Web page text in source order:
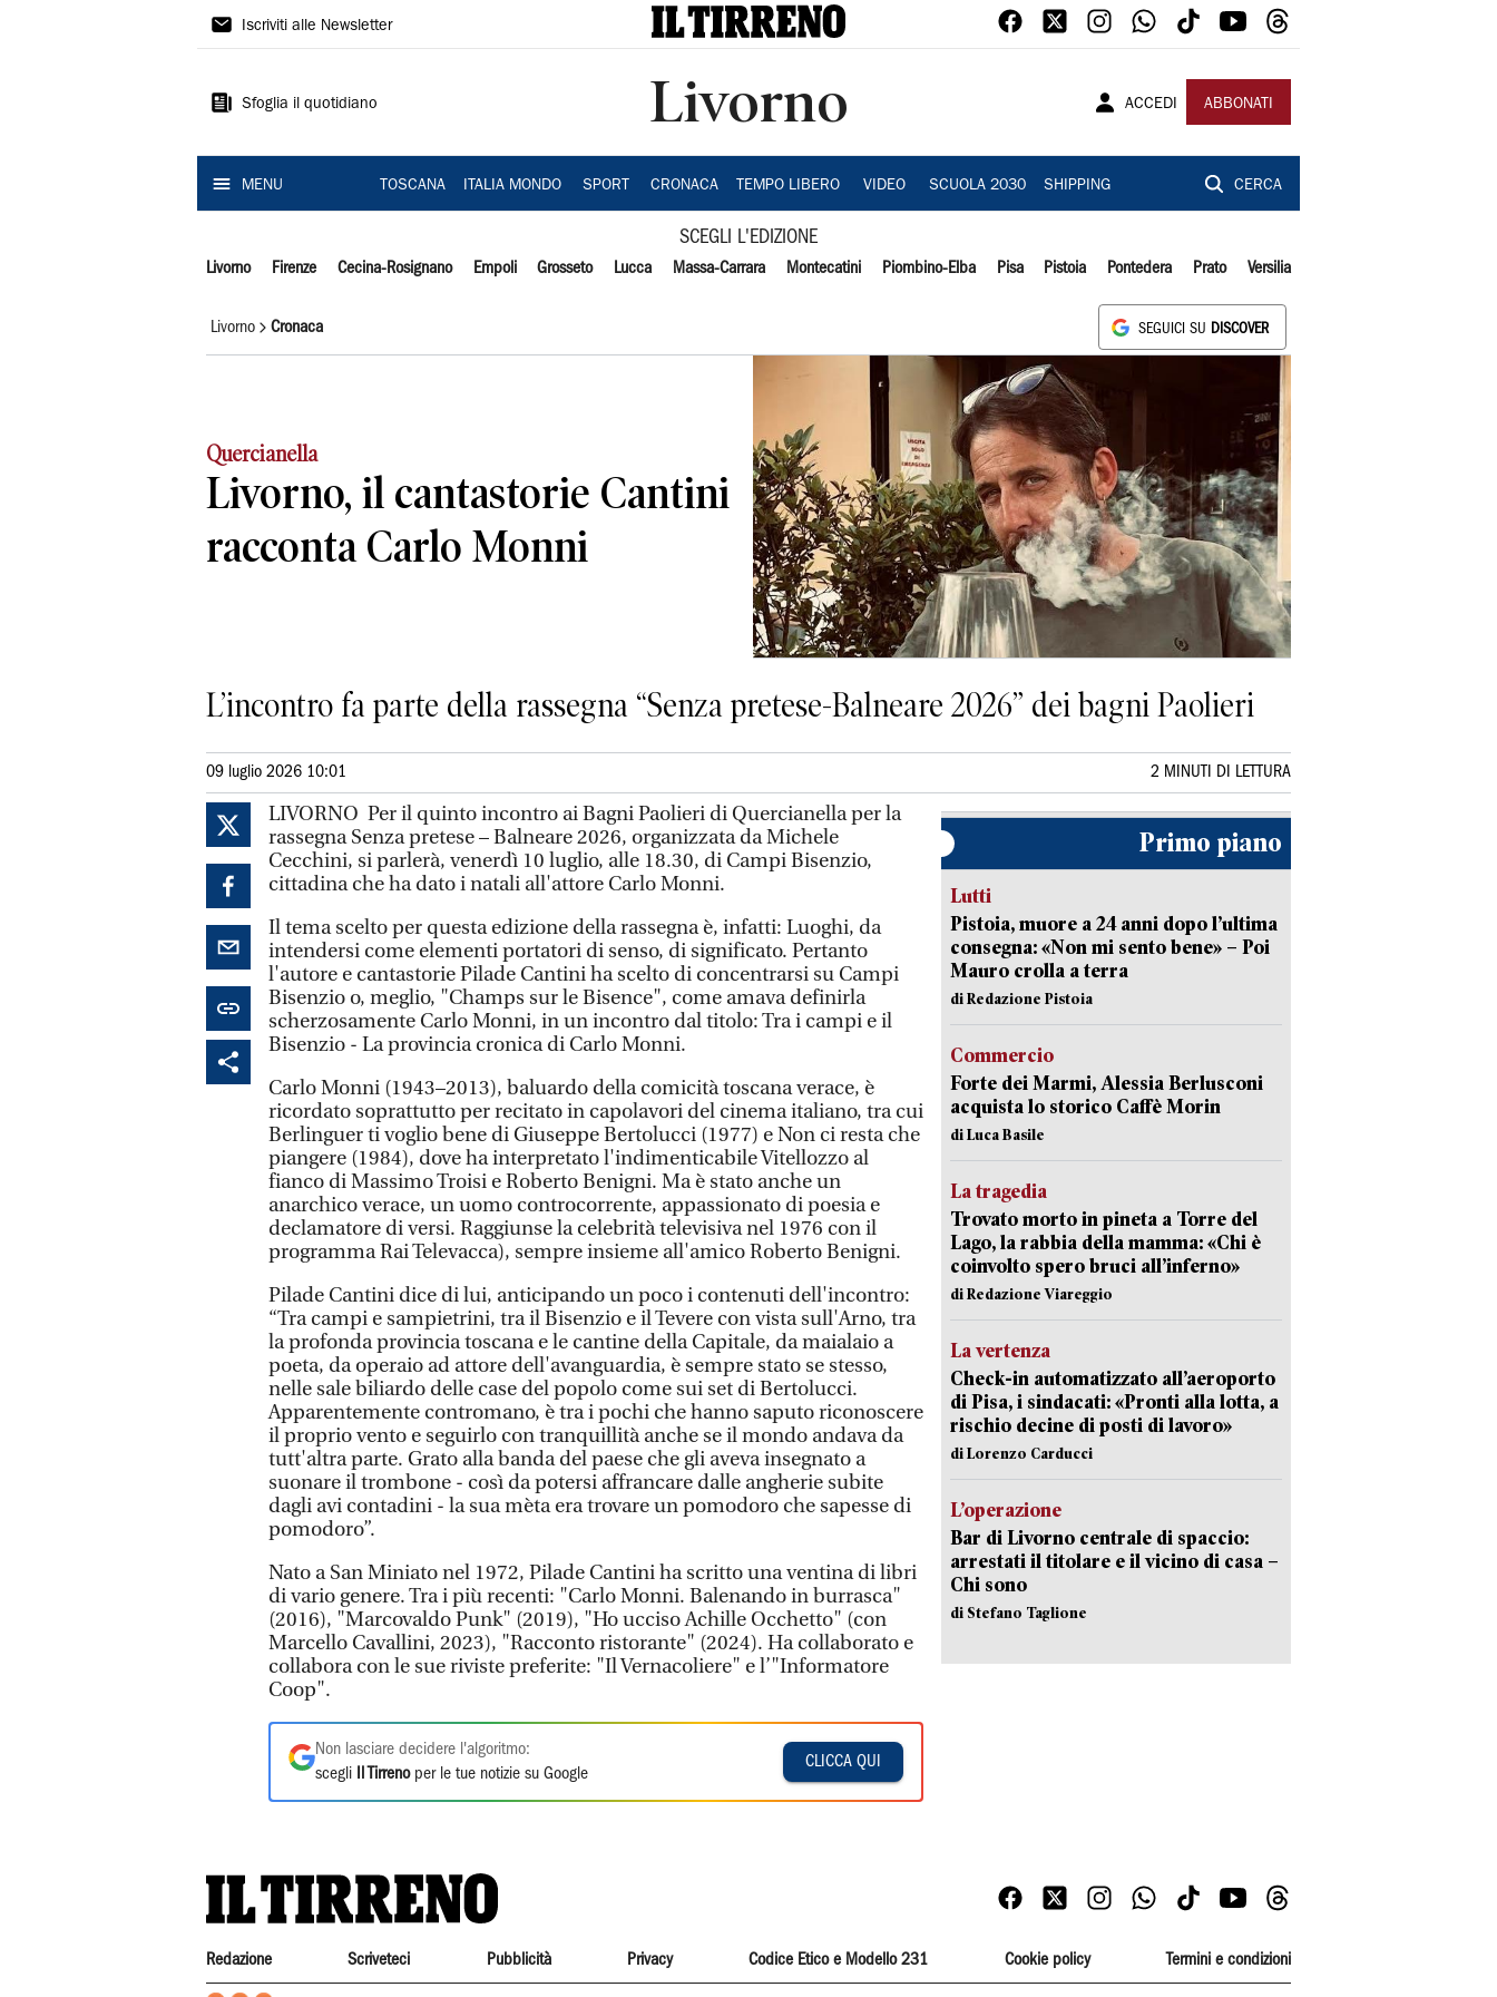
Il
Iscriviti alle Newsletter
Sfoglia il quotidiano Livorno ACCEDI ABBONATI
MENU TOSCANA ITALIA MONDO SPORT CRONACA TEMPO LIBERO VIDEO SCUOLA 2030 SHIPPING CERCA
SCEGLI L'EDIZIONE
Livorno Firenze Cecina-Rosignano Empoli Grosseto Lucca Massa-Carrara Montecatini Piombino-Elba Pisa Pistoia Pontedera Prato Versilia
Livorno Cronaca SEGUICI SU DISCOVER
Quercianella
Livorno, il cantastorie Cantini
racconta Carlo Monni
L’incontro fa parte della rassegna “Senza pretese-Balneare 2026” dei bagni Paolieri
09 luglio 2026 10:01 2 MINUTI DI LETTURA
LIVORNO Per il quinto incontro ai Bagni Paolieri di Quercianella per la
rassegna Senza pretese – Balneare 2026, organizzata da Michele
Cecchini, si parlerà, venerdì 10 luglio, alle 18.30, di Campi Bisenzio,
cittadina che ha dato i natali all'attore Carlo Monni.
Il tema scelto per questa edizione della rassegna è, infatti: Luoghi, da
intendersi come elementi portatori di senso, di significato. Pertanto
l'autore e cantastorie Pilade Cantini ha scelto di concentrarsi su Campi
Bisenzio o, meglio, "Champs sur le Bisence", come amava definirla
scherzosamente Carlo Monni, in un incontro dal titolo: Tra i campi e il
Bisenzio - La provincia cronica di Carlo Monni.
Carlo Monni (1943–2013), baluardo della comicità toscana verace, è
ricordato soprattutto per recitato in capolavori del cinema italiano, tra cui
Berlinguer ti voglio bene di Giuseppe Bertolucci (1977) e Non ci resta che
piangere (1984), dove ha interpretato l'indimenticabile Vitellozzo al
fianco di Massimo Troisi e Roberto Benigni. Ma è stato anche un
anarchico verace, un uomo controcorrente, appassionato di poesia e
declamatore di versi. Raggiunse la celebrità televisiva nel 1976 con il
programma Rai Televacca), sempre insieme all'amico Roberto Benigni.
Pilade Cantini dice di lui, anticipando un poco i contenuti dell'incontro:
“Tra campi e sampietrini, tra il Bisenzio e il Tevere con vista sull'Arno, tra
la profonda provincia toscana e le cantine della Capitale, da maialaio a
poeta, da operaio ad attore dell'avanguardia, è sempre stato se stesso,
nelle sale biliardo delle case del popolo come sui set di Bertolucci.
Apparentemente contromano, è tra i pochi che hanno saputo riconoscere
il proprio vento e seguirlo con tranquillità anche se il mondo andava da
tutt'altra parte. Grato alla banda del paese che gli aveva insegnato a
suonare il trombone - così da potersi affrancare dalle angherie subite
dagli avi contadini - la sua mèta era trovare un pomodoro che sapesse di
pomodoro”.
Nato a San Miniato nel 1972, Pilade Cantini ha scritto una ventina di libri
di vario genere. Tra i più recenti: "Carlo Monni. Balenando in burrasca"
(2016), "Marcovaldo Punk" (2019), "Ho ucciso Achille Occhetto" (con
Marcello Cavallini, 2023), "Racconto ristorante" (2024). Ha collaborato e
collabora con le sue riviste preferite: "Il Vernacoliere" e l’"Informatore
Coop".
Non lasciare decidere l'algoritmo:
scegli
Il Tirrenoper le tue notizie su Google
CLICCA QUI
Primo piano
Lutti
Pistoia, muore a 24 anni dopo l’ultima
consegna: «Non mi sento bene» – Poi
Mauro crolla a terra
di Redazione Pistoia
Commercio
Forte dei Marmi, Alessia Berlusconi
acquista lo storico Caffè Morin
di Luca Basile
La tragedia
Trovato morto in pineta a Torre del
Lago, la rabbia della mamma: «Chi è
coinvolto spero bruci all’inferno»
di Redazione Viareggio
La vertenza
Check-in automatizzato all’aeroporto
di Pisa, i sindacati: «Pronti alla lotta, a
rischio decine di posti di lavoro»
di Lorenzo Carducci
L’operazione
Bar di Livorno centrale di spaccio:
arrestati il titolare e il vicino di casa –
Chi sono
di Stefano Taglione
Redazione Scriveteci Pubblicità Privacy Codice Etico e Modello 231 Cookie policy Termini e condizioni